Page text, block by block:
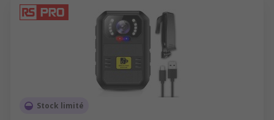
Stock limité